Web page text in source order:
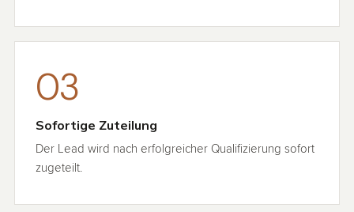
03
Sofortige Zuteilung
Der Lead wird nach erfolgreicher Qualifizierung sofort
zugeteilt.